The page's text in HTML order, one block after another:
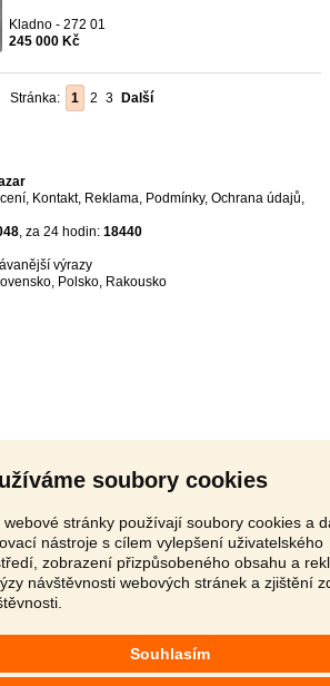
soubory cookies
webové stránky používají soubory cookies a
nástroje s cílem vylepšení uživatelského
zobrazení přizpůsobeného obsahu a
návštěvnosti webových stránek a zjištění
Souhlasím
Kladno - 272 01
245 000 Kč
Stránka: 1 2 3 Další
, Kontakt, Reklama, Podmínky, Ochrana údajů,
, za 24 hodin: 18440
výrazy
, Polsko, Rakousko